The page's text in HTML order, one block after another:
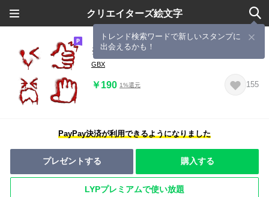
クリエイターズ絵文字
トレンド検索ワードで新しいスタンプに
出会えるかも！
※注意※ 恐怖の絵文字、、、四つ目
GBX
￥190 1%還元 155
PayPay決済が利用できるようになりました
プレゼントする 購入する
LYPプレミアムで使い放題